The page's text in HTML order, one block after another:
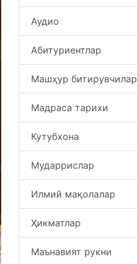
Аудио
Абитуриентлар
Машҳур битирувчилар
Мадраса тарихи
Кутубхона
Мударрислар
Илмий мақолалар
Ҳикматлар
Маънавият рукни